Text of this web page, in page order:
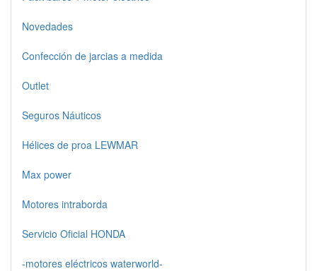
Novedades
Confección de jarcias a medida
Outlet
Seguros Náuticos
Hélices de proa LEWMAR
Max power
Motores intraborda
Servicio Oficial HONDA
-motores eléctricos waterworld-